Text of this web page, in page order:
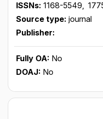
ISSNs: 1168-5549,
Source type: journal
Publisher:
Fully OA: No
DOAJ: No